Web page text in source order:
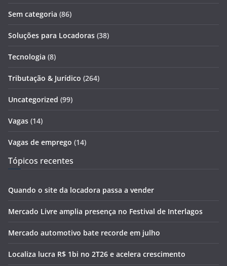
Sem categoria (86)
Soluções para Locadoras (38)
Tecnologia (8)
Tributação & Jurídico (264)
Uncategorized (99)
Vagas (14)
Vagas de emprego (14)
Tópicos recentes
Quando o site da locadora passa a vender
Mercado Livre amplia presença no Festival de Interlagos
Mercado automotivo bate recorde em julho
Localiza lucra R$ 1bi no 2T26 e acelera crescimento